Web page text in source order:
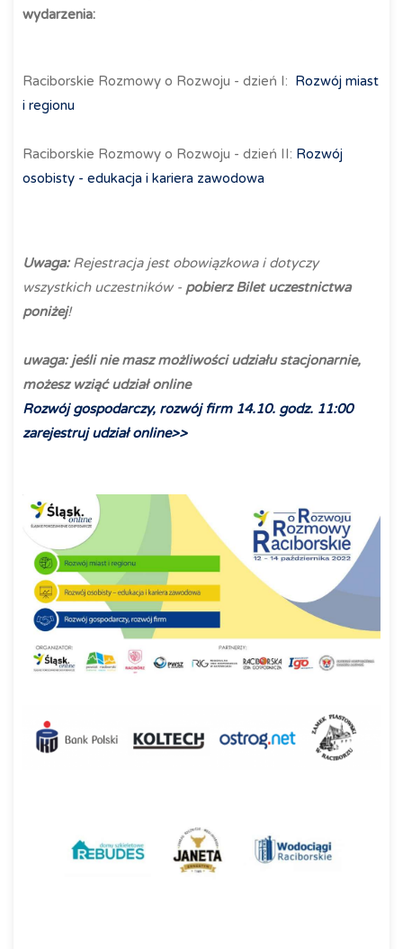
wydarzenia:
Raciborskie Rozmowy o Rozwoju - dzień I: Rozwój miast
i regionu
Raciborskie Rozmowy o Rozwoju - dzień II: Rozwój
osobisty - edukacja i kariera zawodowa
Uwaga: Rejestracja jest obowiązkowa i dotyczy
wszystkich uczestników - pobierz Bilet uczestnictwa
poniżej!
uwaga: jeśli nie masz możliwości udziału stacjonarnie,
możesz wziąć udział online
Rozwój gospodarczy, rozwój firm 14.10. godz. 11:00
zarejestruj udział online>>